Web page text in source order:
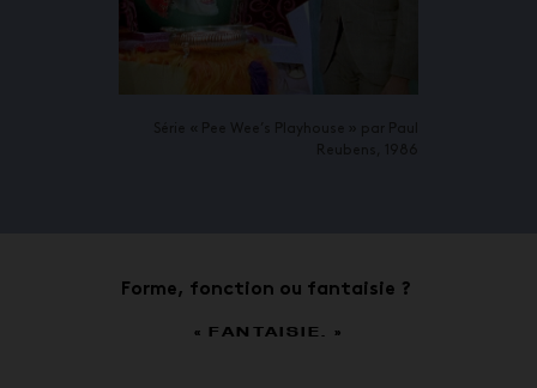
Série « Pee Wee’s Playhouse » par Paul
Reubens, 1986
Forme, fonction ou fantaisie ?
« FANTAISIE. »